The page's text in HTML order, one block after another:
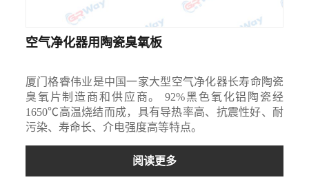
空气净化器用陶瓷臭氧板
厦门格睿伟业是中国一家大型空气净化器长寿命陶瓷
臭氧片制造商和供应商。 92%黑色氧化铝陶瓷经
1650℃高温烧结而成，具有导热率高、抗震性好、耐
污染、寿命长、介电强度高等特点。
阅读更多